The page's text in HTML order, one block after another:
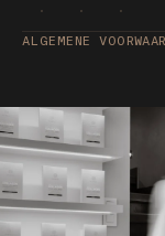
ALGEMENE